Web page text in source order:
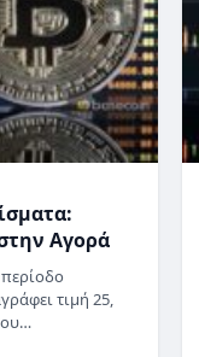
Αγορά
τιμή 25,